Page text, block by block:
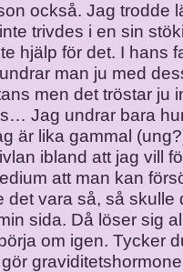
också. Jag trodde
trivdes i en sin
hjälp för det. I hans
man ju med
men det tröstar ju
Jag undrar bara
är lika gammal
ibland att jag vill
att man kan
vara så, så skulle
sida. Då löser sig
om igen. Tycker